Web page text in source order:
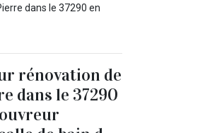
dans le 37290 en
rénovation de
dans le 37290